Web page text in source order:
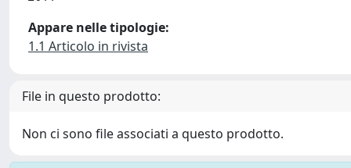
Appare nelle tipologie:
1.1 Articolo in rivista
File in questo prodotto:
Non ci sono file associati a questo prodotto.